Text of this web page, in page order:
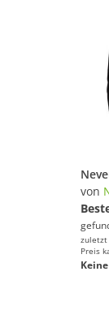
von
zuletzt
Preis